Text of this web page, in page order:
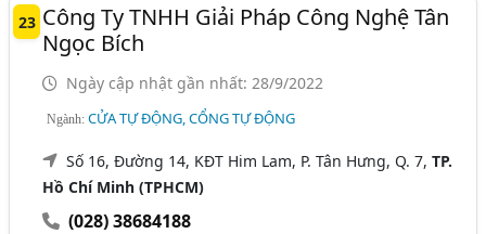
23 Công Ty TNHH Giải Pháp Công Nghệ Tân
Ngọc Bích
Ngày cập nhật gần nhất: 28/9/2022
Ngành:CỬA TỰ ĐỘNG, CỔNG TỰ ĐỘNG
Số 16, Đường 14, KĐT Him Lam, P. Tân Hưng, Q. 7,TP.
Hồ Chí Minh (TPHCM)
(028) 38684188